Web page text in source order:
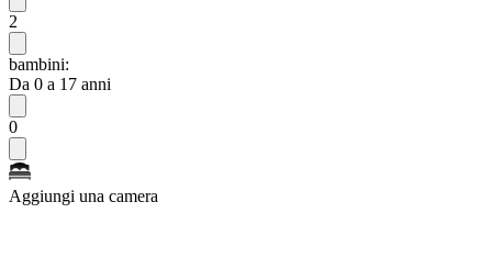
2
bambini:
Da 0 a 17 anni
0
Aggiungi una camera